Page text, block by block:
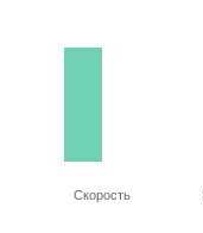
Скорость